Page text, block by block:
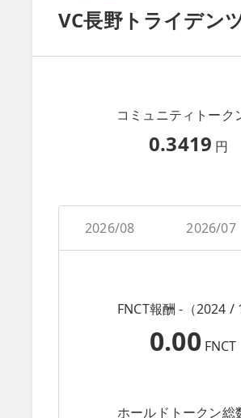
VC長野トライデン
コミュニティトーク
0.3419 円
2026/08 2026/07
FNCT報酬 -（2024 /
0.00 FNCT
ホールドトークン総